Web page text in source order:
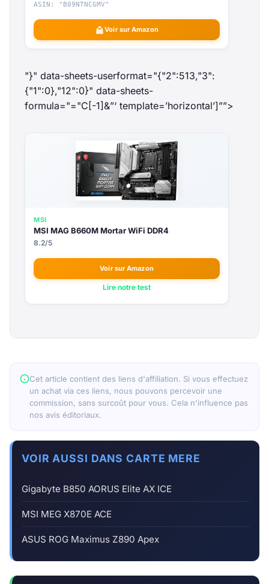
ASIN: "B09NTNCGMV"
Voir sur Amazon
"}" data-sheets-userformat="{"2":513,"3":
{"1":0},"12":0}" data-sheets-
formula="="C[-1]&”‘ template=’horizontal’]””>
MSI
MSI MAG B660M Mortar WiFi DDR4
8.2/5
Voir sur Amazon
Lire notre test
Cet article contient des liens d'affiliation. Si vous effectuez
un achat via ces liens, nous pouvons percevoir une
commission, sans surcoût pour vous. Cela n'influence pas
nos avis éditoriaux.
VOIR AUSSI DANS CARTE MERE
Gigabyte B850 AORUS Elite AX ICE
MSI MEG X870E ACE
ASUS ROG Maximus Z890 Apex